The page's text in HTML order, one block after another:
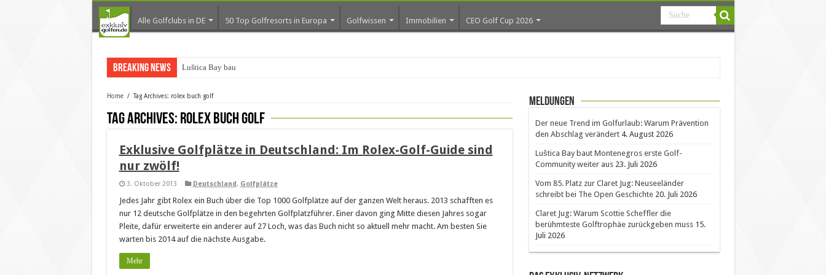
Alle Golfclubs in DE 50 Top Golfresorts in Europa Golfwissen Immobilien CEO Golf Cup 2026
Breaking News Luštica Bay baut Monte
Home / Tag Archives: rolex buch golf
Tag Archives: rolex buch golf
Exklusive Golfplätze in Deutschland: Im Rolex-Golf-Guide sind
nur zwölf!
3. Oktober 2013 Deutschland, Golfplätze
Jedes Jahr gibt Rolex ein Buch über die Top 1000 Golfplätze auf der ganzen Welt heraus. 2013 schafften es
nur 12 deutsche Golfplätze in den begehrten Golfplatzführer. Einer davon ging Mitte diesen Jahres sogar
Pleite, dafür erweiterte ein anderer auf 27 Loch, was das Buch nicht so aktuell mehr macht. Am besten Sie
warten bis 2014 auf die nächste Ausgabe.
Mehr
Meldungen
Der neue Trend im Golfurlaub: Warum Prävention
den Abschlag verändert 4. August 2026
Luštica Bay baut Montenegros erste Golf-
Community weiter aus 23. Juli 2026
Vom 85. Platz zur Claret Jug: Neuseeländer
schreibt bei The Open Geschichte 20. Juli 2026
Claret Jug: Warum Scottie Scheffler die
berühmteste Golftrophäe zurückgeben muss 15.
Juli 2026